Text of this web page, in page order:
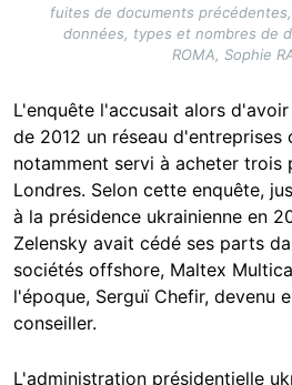
fuites de documents
données, types et nombres de
ROMA, Sophie
L'enquête l'accusait alors
de 2012 un réseau d'entreprises
notamment servi à acheter trois
Londres. Selon cette enquête,
à la présidence ukrainienne en
Zelensky avait cédé ses parts
sociétés offshore, Maltex
l'époque, Serguï Chefir, devenu
conseiller.
L'administration présidentielle